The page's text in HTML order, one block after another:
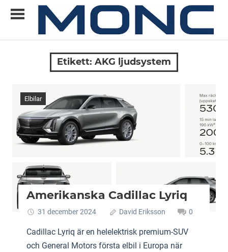
Allt
om
ny
teknik
Etikett: AKG ljudsystem
Elbilar
Amerikanska Cadillac Lyriq
31 december 2024 David Eriksson 0
Cadillac Lyriq är en helelektrisk premium-SUV
och General Motors första elbil i Europa när